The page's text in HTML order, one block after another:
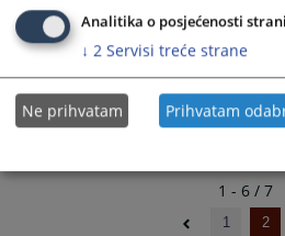
1 - 6 / 7
1 2
Analitika o posjećenosti
↓ 2 Servisi treće strane
Ne prihvatam Prihvatam